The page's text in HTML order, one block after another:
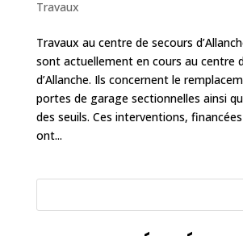
Travaux
Travaux au centre de secours
sont actuellement en cours au centre
d’Allanche. Ils concernent le
portes de garage sectionnelles ainsi
des seuils. Ces interventions,
ont...